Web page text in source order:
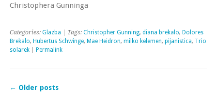
Christophera Gunninga
Categories: Glazba | Tags: Christopher Gunning, diana brekalo, Dolores
Brekalo, Hubertus Schwinge, Mae Heidron, milko kelemen, pijanistica, Trio
solarek
Permalink
← Older posts